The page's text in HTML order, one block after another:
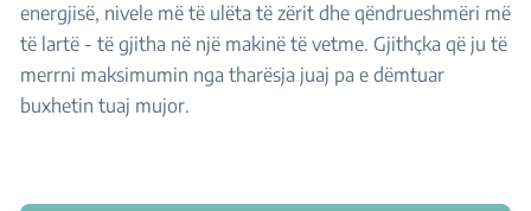
energjisë, nivele më të ulëta të zërit dhe qëndrueshmëri më
të lartë - të gjitha në një makinë të vetme. Gjithçka që ju të
merrni maksimumin nga tharësja juaj pa e dëmtuar
buxhetin tuaj mujor.